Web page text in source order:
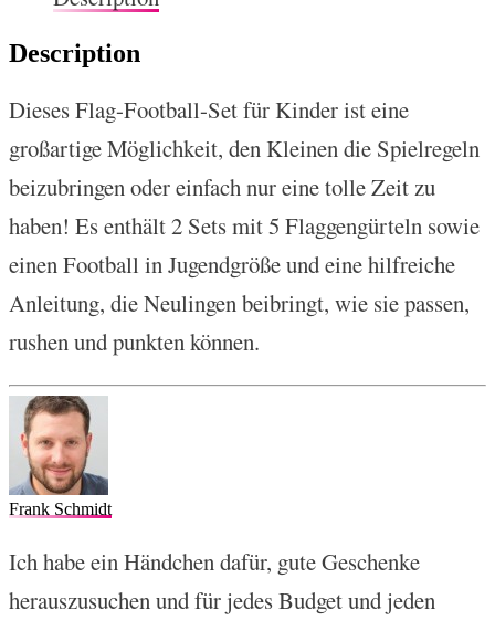
Description
Dieses Flag-Football-Set für Kinder ist eine
großartige Möglichkeit, den Kleinen die Spielregeln
beizubringen oder einfach nur eine tolle Zeit zu
haben! Es enthält 2 Sets mit 5 Flaggengürteln sowie
einen Football in Jugendgröße und eine hilfreiche
Anleitung, die Neulingen beibringt, wie sie passen,
rushen und punkten können.
Frank Schmidt
Ich habe ein Händchen dafür, gute Geschenke
herauszusuchen und für jedes Budget und jeden